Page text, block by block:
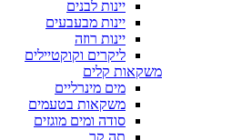
יינות לבנים
יינות מבעבעים
יינות רוזה
ליקרים וקוקטיילים
משקאות קלים
מים מינרליים
משקאות בטעמים
סודה ומים מוגזים
תה קר